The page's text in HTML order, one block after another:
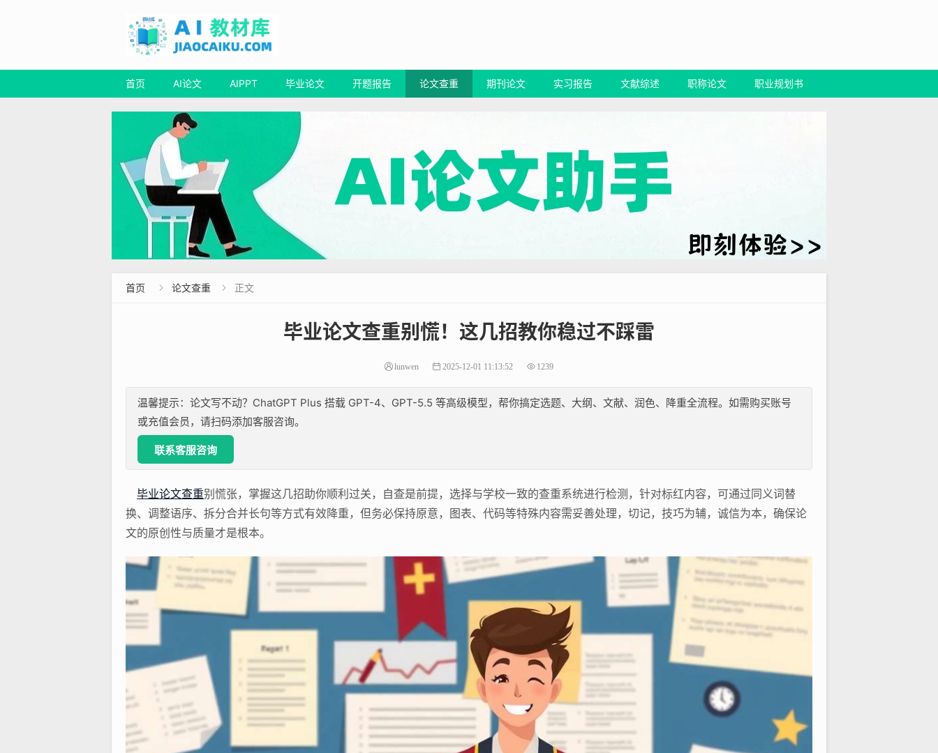
首页 AI论文 AIPPT 毕业论文 开题报告 论文查重 期刊论文 实习报告 文献综述 职称论文 职业规划书
首页  论文查重  正文
毕业论文查重别慌！这几招教你稳过不踩雷
lunwen 2025-12-01 11:13:52 1239
温馨提示：论文写不动？ChatGPT Plus 搭载 GPT-4、GPT-5.5 等高级模型，帮你搞定选题、大纲、文献、润色、降重全流程。如需购买账号
或充值会员，请扫码添加客服咨询。
联系客服咨询
毕业论文查重别慌张，掌握这几招助你顺利过关，自查是前提，选择与学校一致的查重系统进行检测，针对标红内容，可通过同义词替
换、调整语序、拆分合并长句等方式有效降重，但务必保持原意，图表、代码等特殊内容需妥善处理，切记，技巧为辅，诚信为本，确保论
文的原创性与质量才是根本。